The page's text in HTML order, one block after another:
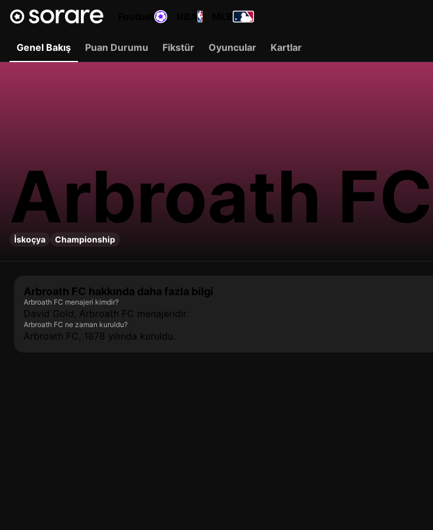
Genel Bakış Puan Durumu Fikstür Oyuncular Kartlar
Arbroath FC
İskoçya Championship
Arbroath FC hakkında daha fazla bilgi
Arbroath FC menajeri kimdir?
David Gold, Arbroath FC menajeridir.
Arbroath FC ne zaman kuruldu?
Arbroath FC, 1878 yılında kuruldu.